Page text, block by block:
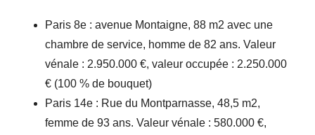
Paris 8e : avenue Montaigne, 88 m2 avec une
chambre de service, homme de 82 ans. Valeur
vénale : 2.950.000 €, valeur occupée : 2.250.000
€ (100 % de bouquet)
Paris 14e : Rue du Montparnasse, 48,5 m2,
femme de 93 ans. Valeur vénale : 580.000 €,